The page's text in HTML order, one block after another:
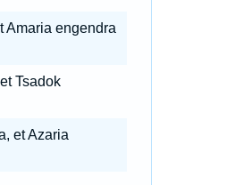
Amaria engendra
Tsadok
et Azaria